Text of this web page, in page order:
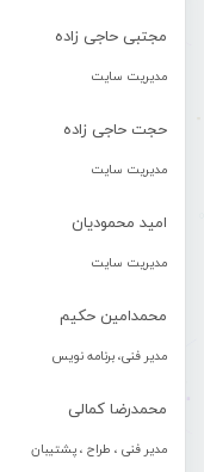
مجتبی حاجی زاده
مدیریت سایت
حجت حاجی زاده
مدیریت سایت
امید محمودیان
مدیریت سایت
محمدامین حکیم
مدیر فنی، برنامه نویس
محمدرضا کمالی
مدیر فنی ، طراح ، پشتیبان